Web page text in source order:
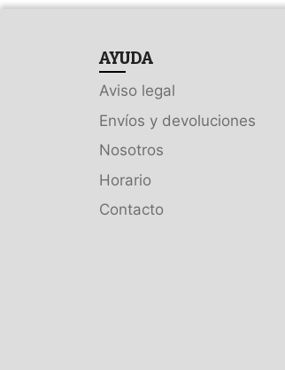
AYUDA
Aviso legal
Envíos y devoluciones
Nosotros
Horario
Contacto